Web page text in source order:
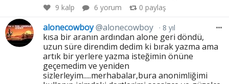
9 kalp 6 yorum 0 paylaş
alonecowboy@alonecowboy 8 yıl
kısa bir aranın ardından alone geri döndü,
uzun süre direndim dedim ki bırak yazma ama
artık bir yerlere yazma isteğimin önüne
geçemedim ve yeniden
sizlerleyim.....merhabalar,bura anonimliğimi